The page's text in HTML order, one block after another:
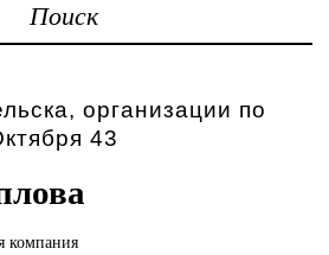
Поиск
организации по
43
компания